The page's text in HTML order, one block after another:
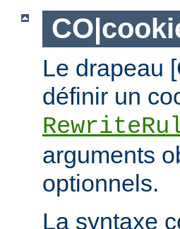
Le drapeau
définir un
arguments
optionnels.
La syntaxe